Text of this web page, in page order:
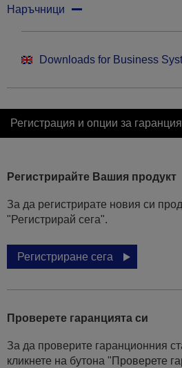
Наръчници
Downloads for Business
Регистрация и опции за гаранция
Регистрирайте Вашия продукт
За да регистрирате новия си
"Регистрирай сега".
Регистриране сега
Проверете гаранцията си
За да проверите гаранционния
кликнете на бутона "Проверете